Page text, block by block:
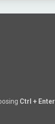
Ctrl + Enter